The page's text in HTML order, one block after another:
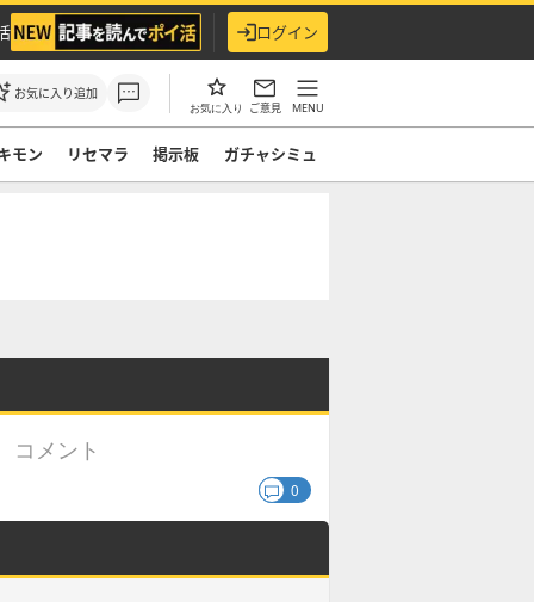
ログイン
お気に入り追加
お気に入り ご意見 MENU
モン リセマラ 掲示板 ガチャシミュ
コメント
0